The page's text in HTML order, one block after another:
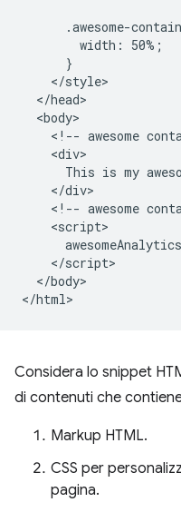
.awesome-
        width: 50%;
      }
    </style>
  </head>
  <body>
<!-- awesome
    <div>
This is my
    </div>
<!-- awesome
    <script>
    </script>
  </body>
Considera lo snippet
di contenuti che
Markup HTML.
CSS per
pagina.